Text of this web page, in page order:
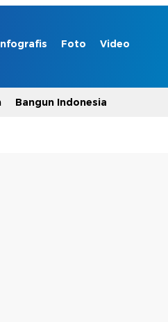
Foto Video
Bangun Indonesia